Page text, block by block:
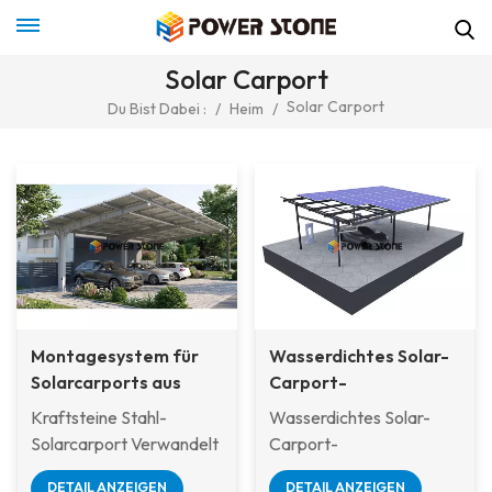
Solar Carport
Du Bist Dabei : / Heim / Solar Carport
Montagesystem für
Solarcarports aus
Stahl – Gewerbliche
und industrielle
Ausführung
Kraftsteine Stahl-
Solarcarport Verwandelt
ungenutzte Parkplätze in
DETAIL ANZEIGEN
Wasserdichtes Solar-
Carport-
Montagesystem
Wasserdichtes Solar-
Carport-
Montagesystem ist eine
DETAIL ANZEIGEN